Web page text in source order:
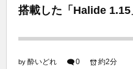
搭載した「Halide 1.15
by 酔いどれ 0 約2分